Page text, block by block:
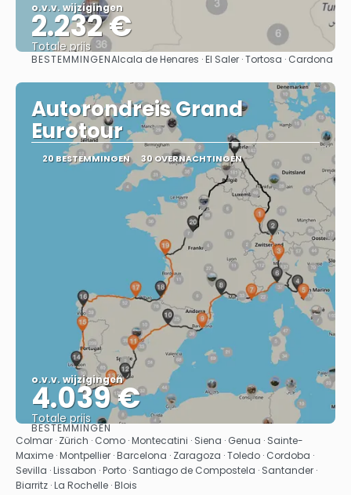
o.v.v. wijzigingen
2.232 €
Totale prijs
Bekijk
BESTEMMINGENAlcala de Henares · El Saler · Tortosa · Cardona
Autorondreis Grand
Eurotour
20 BESTEMMINGEN 30 OVERNACHTINGEN
o.v.v. wijzigingen
4.039 €
Totale prijs
Bekijk
BESTEMMINGEN
Colmar · Zürich · Como · Montecatini · Siena · Genua · Sainte-
Maxime · Montpellier · Barcelona · Zaragoza · Toledo · Cordoba ·
Sevilla · Lissabon · Porto · Santiago de Compostela · Santander ·
Biarritz · La Rochelle · Blois